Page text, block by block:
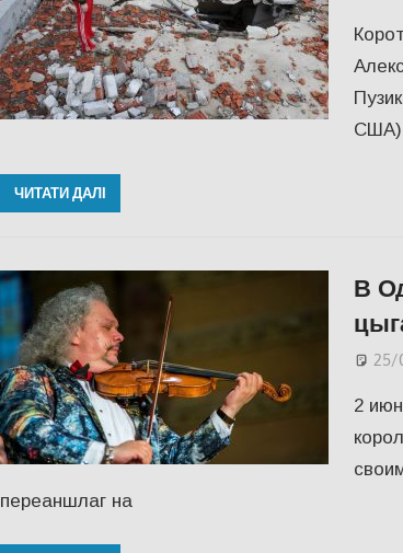
США)
ЧИТАТИ ДАЛІ
В
25/
2
переаншлаг на